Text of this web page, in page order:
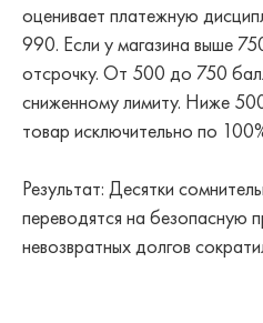
оценивает платежную
990. Если у магазина выше
отсрочку. От 500 до 750
сниженному лимиту. Ниже
товар исключительно по
Результат: Десятки
переводятся на безопасную
невозвратных долгов